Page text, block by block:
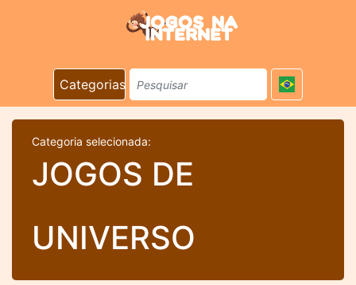
Categorias
Categoria selecionada:
JOGOS DE
UNIVERSO